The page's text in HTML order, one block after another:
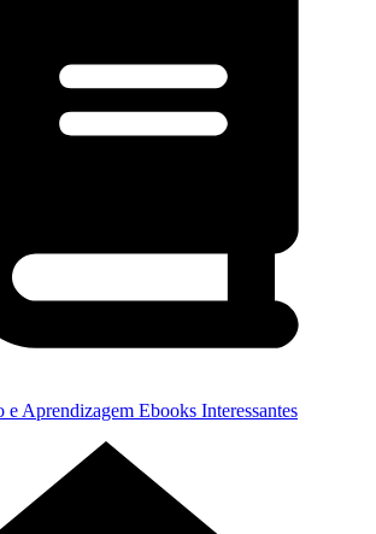
e Aprendizagem Ebooks Interessantes